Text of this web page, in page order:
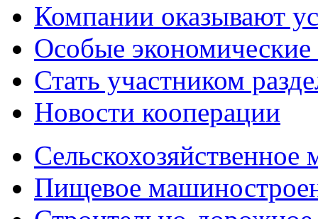
Компании оказывают
Особые
Стать участником
Новости кооперации
Пищевое